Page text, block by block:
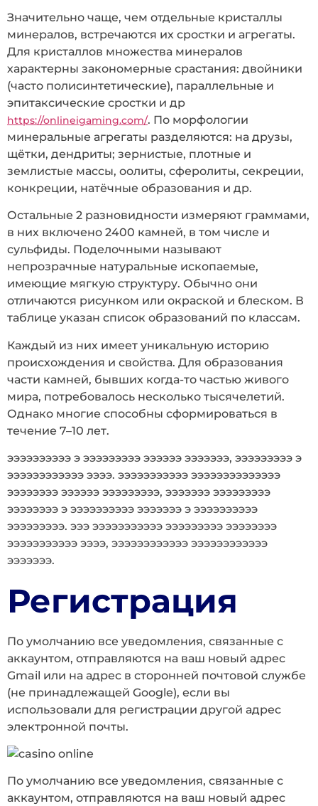
Значительно чаще, чем отдельные кристаллы
минералов, встречаются их сростки и агрегаты.
Для кристаллов множества минералов
характерны закономерные срастания: двойники
(часто полисинтетические), параллельные и
эпитаксические сростки и др
https://onlineigaming.com/. По морфологии
минеральные агрегаты разделяются: на друзы,
щётки, дендриты; зернистые, плотные и
землистые массы, оолиты, сферолиты, секреции,
конкреции, натёчные образования и др.
Остальные 2 разновидности измеряют граммами,
в них включено 2400 камней, в том числе и
сульфиды. Поделочными называют
непрозрачные натуральные ископаемые,
имеющие мягкую структуру. Обычно они
отличаются рисунком или окраской и блеском. В
таблице указан список образований по классам.
Каждый из них имеет уникальную историю
происхождения и свойства. Для образования
части камней, бывших когда-то частью живого
мира, потребовалось несколько тысячелетий.
Однако многие способны сформироваться в
течение 7–10 лет.
ээээээээээ э эээээээээ ээээээ эээээээ, эээээээээ э
ээээээээээээ ээээ. эээээээээээ ээээээээээээээ
ээээээээ ээээээ эээээээээ, эээээээ эээээээээ
ээээээээ э ээээээээээ эээээээ э ээээээээээ
эээээээээ. эээ эээээээээээ эээээээээ ээээээээ
эээээээээээ ээээ, ээээээээээээ ээээээээээээ
эээээээ.
Регистрация
По умолчанию все уведомления, связанные с
аккаунтом, отправляются на ваш новый адрес
Gmail или на адрес в сторонней почтовой службе
(не принадлежащей Google), если вы
использовали для регистрации другой адрес
электронной почты.
По умолчанию все уведомления, связанные с
аккаунтом, отправляются на ваш новый адрес